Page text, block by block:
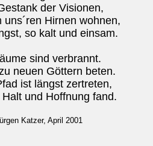
der Visionen,
uns´ren Hirnen wohnen,
so kalt und einsam.
sind verbrannt.
neuen Göttern beten.
ist längst zertreten,
und Hoffnung fand.
Katzer, April 2001